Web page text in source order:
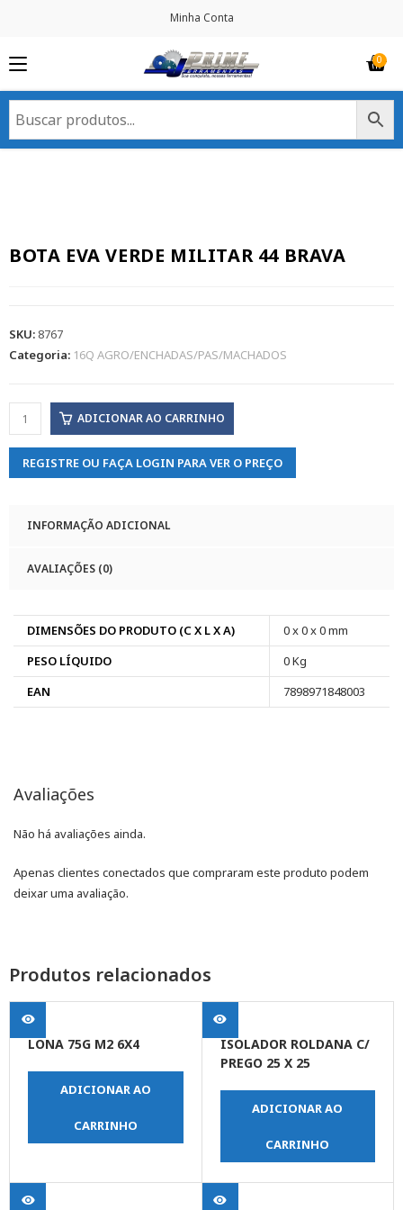
Minha Conta
BOTA EVA VERDE MILITAR 44 BRAVA
SKU: 8767
Categoria: 16Q AGRO/ENCHADAS/PAS/MACHADOS
ADICIONAR AO CARRINHO
REGISTRE OU FAÇA LOGIN PARA VER O PREÇO
INFORMAÇÃO ADICIONAL
AVALIAÇÕES (0)
DIMENSÕES DO PRODUTO (C X L X A)
0 x 0 x 0 mm
PESO LÍQUIDO
0 Kg
EAN
7898971848003
Avaliações
Não há avaliações ainda.
Apenas clientes conectados que compraram este produto podem
deixar uma avaliação.
Produtos relacionados
LONA 75G M2 6X4
ADICIONAR AO
CARRINHO
ISOLADOR ROLDANA C/
PREGO 25 X 25
ADICIONAR AO
CARRINHO